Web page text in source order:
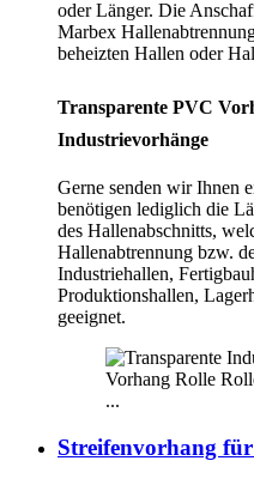
oder Länger. Die
Marbex
beheizten Hallen oder
Transparente PVC
Industrievorhänge
Gerne senden wir Ihnen
benötigen lediglich die
des Hallenabschnitts,
Hallenabtrennung bzw.
Industriehallen,
Produktionshallen,
geeignet.
...
Streifenvorhang